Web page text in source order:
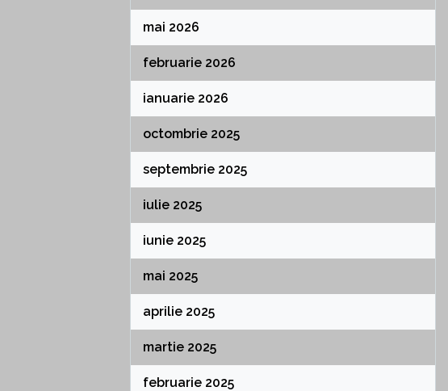
mai 2026
februarie 2026
ianuarie 2026
octombrie 2025
septembrie 2025
iulie 2025
iunie 2025
mai 2025
aprilie 2025
martie 2025
februarie 2025